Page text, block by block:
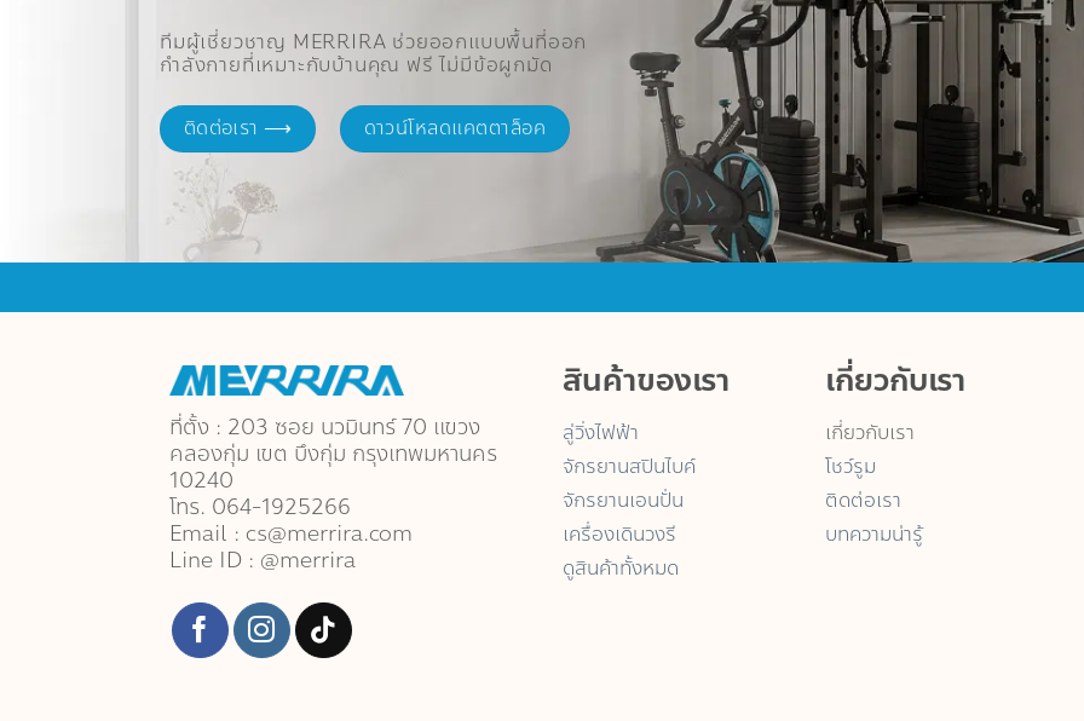
ทีมผู้เชี่ยวชาญ MERRIRA ช่วยออกแบบพื้นที่ออก
กำลังกายที่เหมาะกับบ้านคุณ ฟรี ไม่มีข้อผูกมัด
ติดต่อเรา ⟶ ดาวน์โหลดแคตตาล็อค
ที่ตั้ง : 203 ซอย นวมินทร์ 70 แขวง
คลองกุ่ม เขต บึงกุ่ม กรุงเทพมหานคร
10240
โทร. 064-1925266
Email : cs@merrira.com
Line ID : @merrira
สินค้าของเรา
ลู่วิ่งไฟฟ้า
จักรยานสปินไบค์
จักรยานเอนปั่น
เครื่องเดินวงรี
ดูสินค้าทั้งหมด
เกี่ยวกับเรา
เกี่ยวกับเรา
โชว์รูม
ติดต่อเรา
บทความน่ารู้